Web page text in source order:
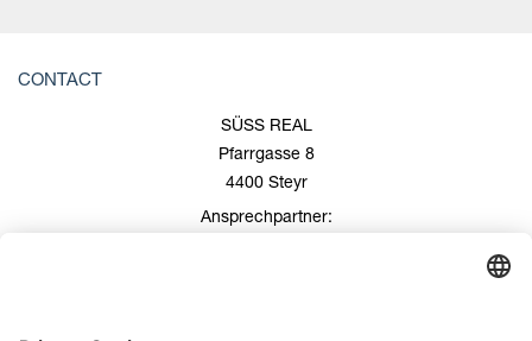
CONTACT
SÜSS REAL
Pfarrgasse 8
4400 Steyr
Ansprechpartner: